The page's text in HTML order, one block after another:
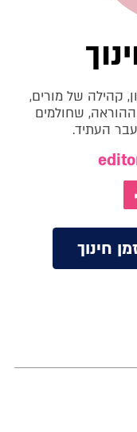
קהילה של מורים,
שחולמים
העתיד.
חינוך